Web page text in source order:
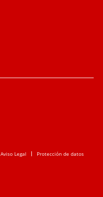
Aviso Legal Protección de datos